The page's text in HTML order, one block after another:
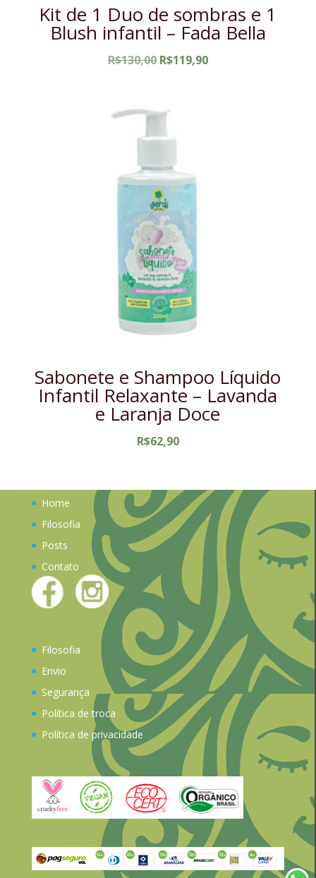
Kit de 1 Duo de sombras e 1
Blush infantil – Fada Bella
R$130,00 O
R$119,90O
Sabonete e Shampoo Líquido
Infantil Relaxante – Lavanda
e Laranja Doce
R$62,90
Home
Filosofia
Posts
Contato
Filosofia
Envio
Segurança
Política de troca
Política de privacidade